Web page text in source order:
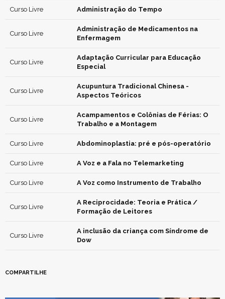
Curso Livre Administração do Tempo
Curso Livre
Administração de Medicamentos na
Enfermagem
Curso Livre
Adaptação Curricular para Educação
Especial
Curso Livre
Acupuntura Tradicional Chinesa -
Aspectos Teóricos
Curso Livre
Acampamentos e Colônias de Férias: O
Trabalho e a Montagem
Curso Livre Abdominoplastia: pré e pós-operatório
Curso Livre A Voz e a Fala no Telemarketing
Curso Livre A Voz como Instrumento de Trabalho
Curso Livre
A Reciprocidade: Teoria e Prática /
Formação de Leitores
Curso Livre
A inclusão da criança com Síndrome de
Dow
COMPARTILHE